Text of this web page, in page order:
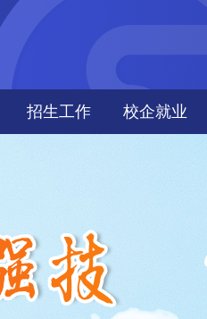
招生工作
来校方式
招生动态
校企就业